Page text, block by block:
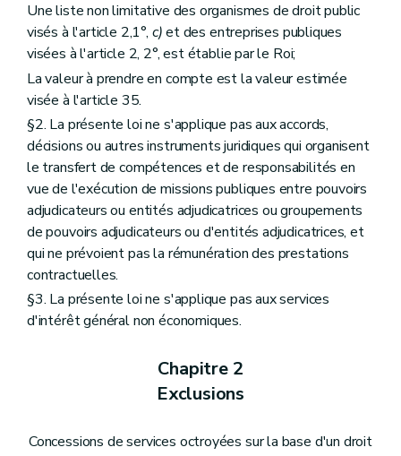
Une liste non limitative des organismes de droit public
visés à l'article 2,1°, c)et des entreprises publiques
visées à l'article 2, 2°, est établie par le Roi;
La valeur à prendre en compte est la valeur estimée
visée à l'article 35.
§2. La présente loi ne s'applique pas aux accords,
décisions ou autres instruments juridiques qui organisent
le transfert de compétences et de responsabilités en
vue de l'exécution de missions publiques entre pouvoirs
adjudicateurs ou entités adjudicatrices ou groupements
de pouvoirs adjudicateurs ou d'entités adjudicatrices, et
qui ne prévoient pas la rémunération des prestations
contractuelles.
§3. La présente loi ne s'applique pas aux services
d'intérêt général non économiques.
Chapitre 2
Exclusions
Concessions de services octroyées sur la base d'un droit